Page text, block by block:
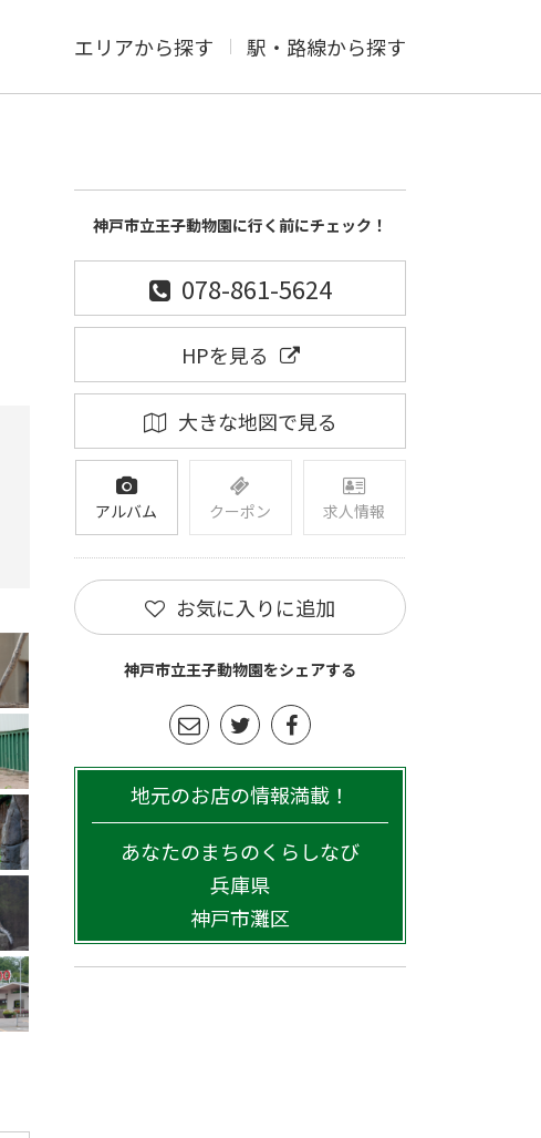
エリアから探す 駅・路線から探す
神戸市立王子動物園に行く前にチェック！
078-861-5624
HPを見る
大きな地図で見る
アルバム クーポン 求人情報
お気に入りに追加
神戸市立王子動物園をシェアする
地元のお店の情報満載！
あなたのまちのくらしなび
兵庫県
神戸市灘区